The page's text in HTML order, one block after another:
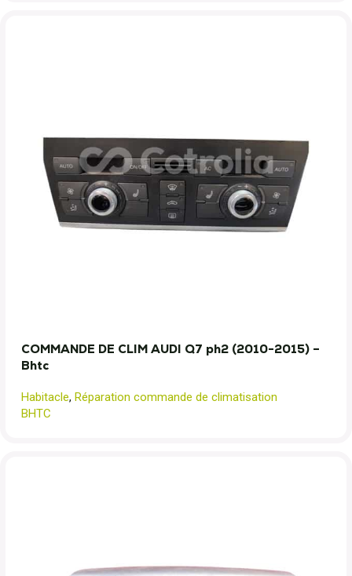
COMMANDE DE CLIM AUDI Q7 ph2 (2010-2015) –
Bhtc
Habitacle, Réparation commande de climatisation
BHTC